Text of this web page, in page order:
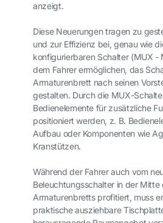
anzeigt.
Diese Neuerungen tragen zu
und zur Effizienz bei, genau wie
konfigurierbaren Schalter (MUX -
dem Fahrer ermöglichen, das
Armaturenbrett nach seinen
gestalten. Durch die MUX-
Bedienelemente für zusätzliche
positioniert werden, z. B.
Aufbau oder Komponenten wie
Kranstützen.
Während der Fahrer auch vom
Beleuchtungsschalter in der Mitte
Armaturenbretts profitiert, muss
praktische ausziehbare